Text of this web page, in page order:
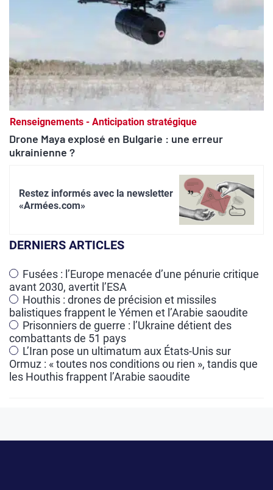
Renseignements - Anticipation stratégique
Drone Maya explosé en Bulgarie : une erreur
ukrainienne ?
Restez informés avec la newsletter
«Armées.com»
DERNIERS ARTICLES
Fusées : l’Europe menacée d’une pénurie critique
avant 2030, avertit l’ESA
Houthis : drones de précision et missiles
balistiques frappent le Yémen et l’Arabie saoudite
Prisonniers de guerre : l’Ukraine détient des
combattants de 51 pays
L’Iran pose un ultimatum aux États-Unis sur
Ormuz : « toutes nos conditions ou rien », tandis que
les Houthis frappent l’Arabie saoudite